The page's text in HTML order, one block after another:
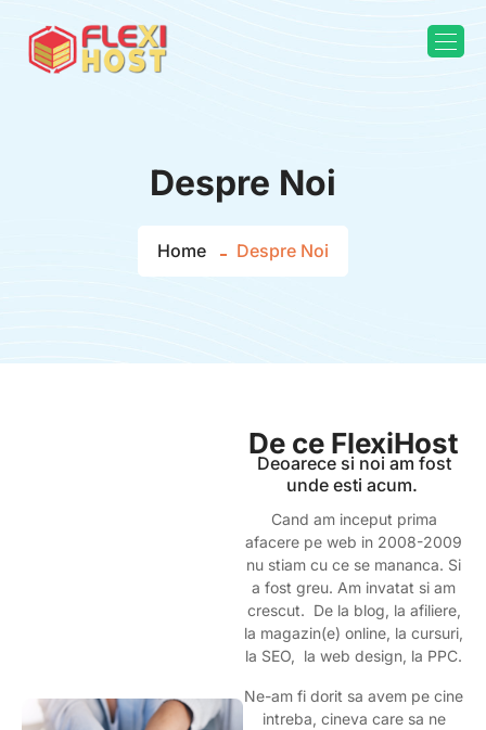
Despre Noi
Home Despre Noi
De ce FlexiHost
Deoarece si noi am fost
unde esti acum.
Cand am inceput prima
afacere pe web in 2008-2009
nu stiam cu ce se mananca. Si
a fost greu. Am invatat si am
crescut. De la blog, la afiliere,
la magazin(e) online, la cursuri,
la SEO, la web design, la PPC.
Ne-am fi dorit sa avem pe cine
intreba, cineva care sa ne